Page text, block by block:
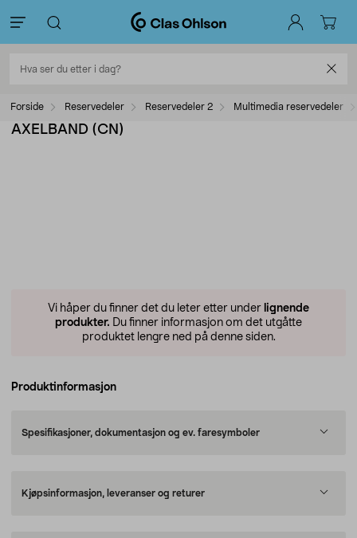
Forside Reservedeler Reservedeler 2 Multimedia reservedeler
AXELBAND (CN)
Vi håper du finner det du leter etter under lignende
produkter. Du finner informasjon om det utgåtte
produktet lengre ned på denne siden.
Produktinformasjon
Spesifikasjoner, dokumentasjon og ev. faresymboler
Kjøpsinformasjon, leveranser og returer